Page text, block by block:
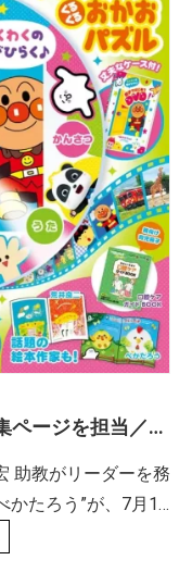
ページを担当／ビ
助教がリーダーを務
かたろう”が、7月16
ビーブック First 夏